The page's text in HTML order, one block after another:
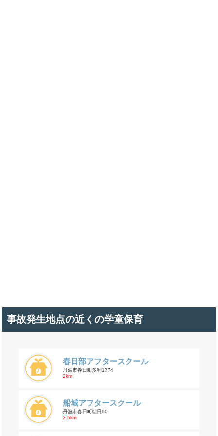
事故発生地点の近くの学童保育
春日部アフタースクール
丹波市春日町多利1774
2km
船城アフタースクール
丹波市春日町朝日90
2.5km